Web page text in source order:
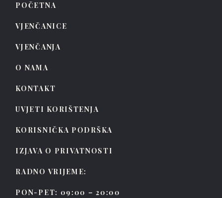
POČETNA
VJENČANICE
VJENČANJA
O NAMA
KONTAKT
UVJETI KORIŠTENJA
KORISNIČKA PODRŠKA
IZJAVA O PRIVATNOSTI
RADNO VRIJEME:
PON-PET: 09:00 – 20:00